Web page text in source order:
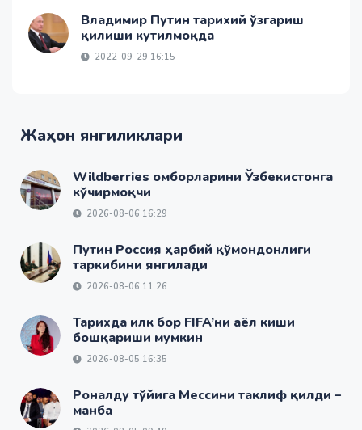
Владимир Путин тарихий ўзгариш
қилиши кутилмоқда
2022-09-29 16:15
Жаҳон янгиликлари
Wildberries омборларини Ўзбекистонга
кўчирмоқчи
2026-08-06 16:29
Путин Россия ҳарбий қўмондонлиги
таркибини янгилади
2026-08-06 11:26
Тарихда илк бор FIFA’ни аёл киши
бошқариши мумкин
2026-08-05 16:35
Роналду тўйига Мессини таклиф қилди –
манба